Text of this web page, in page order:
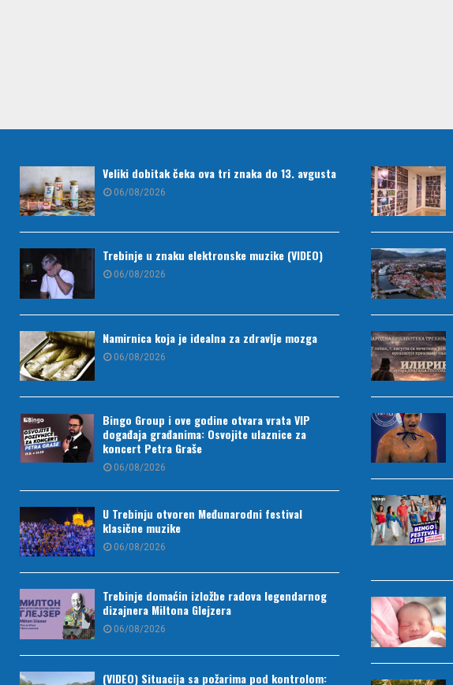
Veliki dobitak čeka ova tri znaka do 13. avgusta
06/08/2026
Trebinje u znaku elektronske muzike (VIDEO)
06/08/2026
Namirnica koja je idealna za zdravlje mozga
06/08/2026
Bingo Group i ove godine otvara vrata VIP
događaja građanima: Osvojite ulaznice za
koncert Petra Graše
06/08/2026
U Trebinju otvoren Međunarodni festival
klasične muzike
06/08/2026
Trebinje domaćin izložbe radova legendarnog
dizajnera Miltona Glejzera
06/08/2026
(VIDEO) Situacija sa požarima pod kontrolom: